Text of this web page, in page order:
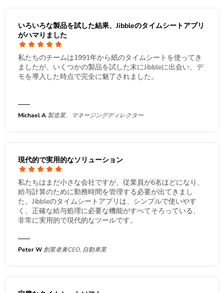
いろいろな製品を試した結果、Jibbleのタイムシートアプリ
がハマりました
私たちのチームは1991年から紙のタイムシートを使ってき
ましたが、いくつかの製品を試した末にJibbleに出会い、デ
モを導入した時点で完全に魅了されました。
Michael A 製造業、マネージングディレクター
現代的で実用的なソリューション
私たちはまだ小さな会社ですが、従業員が6名ほどになり、
給与計算のために勤務時間を管理する必要が出てきまし
た。Jibbleのタイムシートアプリは、シンプルで使いやす
く、正確な給与処理に必要な機能がすべてそろっている、
非常に実用的で現代的なツールです。
Peter W 創業者兼CEO, 自動車業